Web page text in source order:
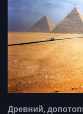
Древний,